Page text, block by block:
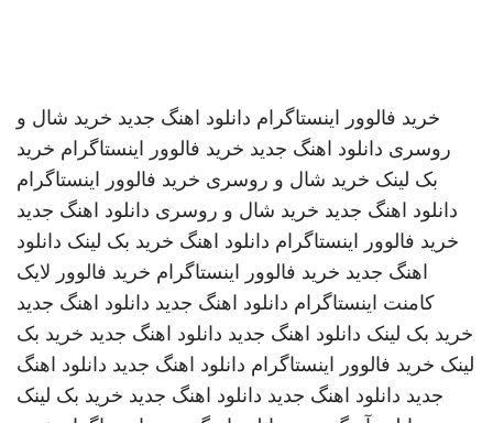
خرید فالوور اینستاگرام دانلود اهنگ جدید خرید شال و
روسری دانلود اهنگ جدید خرید فالوور اینستاگرام خرید
بک لینک خرید شال و روسری خرید فالوور اینستاگرام
دانلود اهنگ جدید خرید شال و روسری دانلود اهنگ جدید
خرید فالوور اینستاگرام دانلود اهنگ خرید بک لینک دانلود
اهنگ جدید خرید فالوور اینستاگرام خرید فالوور لایک
کامنت اینستاگرام دانلود اهنگ جدید دانلود اهنگ جدید
خرید بک لینک دانلود اهنگ جدید دانلود اهنگ جدید خرید بک
لینک خرید فالوور اینستاگرام دانلود اهنگ جدید دانلود اهنگ
جدید دانلود اهنگ جدید دانلود اهنگ جدید خرید بک لینک